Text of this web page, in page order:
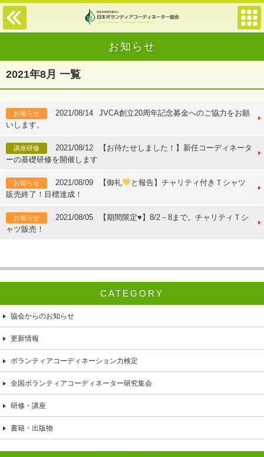
お知らせ
2021年8月 一覧
お知らせ 2021/08/14
JVCA創立20周年記念募金へのご協力をお願
いします。
講座研修 2021/08/12
【お待たせしました！】新任コーディネータ
ーの基礎研修を開催します
お知らせ 2021/08/09 【御礼
と報告】チャリティ付きＴシャツ
販売終了！目標達成！
お知らせ 2021/08/05
【期間限定♥】8/2－8まで。チャリティＴシ
ャツ販売！
CATEGORY
協会からのお知らせ
更新情報
ボランティアコーディネーション力検定
全国ボランティアコーディネーター研究集会
研修・講座
書籍・出版物